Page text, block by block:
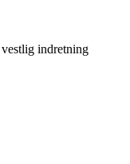
indretning